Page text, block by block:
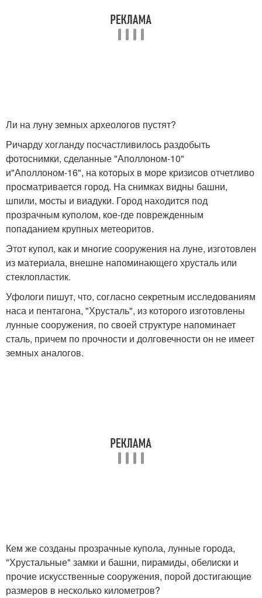
Ли на луну земных археологов пустят?
Ричарду хогланду посчастливилось раздобыть
фотоснимки, сделанные "Аполлоном-10"
и"Аполлоном-16", на которых в море кризисов отчетливо
просматривается город. На снимках видны башни,
шпили, мосты и виадуки. Город находится под
прозрачным куполом, кое-где поврежденным
попаданием крупных метеоритов.
Этот купол, как и многие сооружения на луне, изготовлен
из материала, внешне напоминающего хрусталь или
стеклопластик.
Уфологи пишут, что, согласно секретным исследованиям
наса и пентагона, "Хрусталь", из которого изготовлены
лунные сооружения, по своей структуре напоминает
сталь, причем по прочности и долговечности он не имеет
земных аналогов.
Кем же созданы прозрачные купола, лунные города,
"Хрустальные" замки и башни, пирамиды, обелиски и
прочие искусственные сооружения, порой достигающие
размеров в несколько километров?